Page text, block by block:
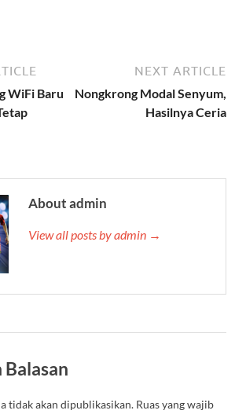
WiFi Baru
NEXT ARTICLE
Nongkrong Modal Senyum,
Hasilnya Ceria
About admin
View all posts by admin →
tidak akan dipublikasikan. Ruas yang wajib